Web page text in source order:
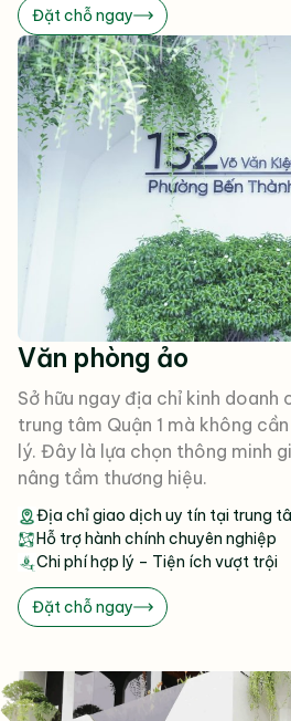
Đặt chỗ ngay
Văn phòng ảo
Sở hữu ngay địa chỉ kinh doanh
trung tâm Quận 1 mà không
lý. Đây là lựa chọn thông minh
nâng tầm thương hiệu.
Địa chỉ giao dịch uy tín tại trung
Hỗ trợ hành chính chuyên nghiệp
Chi phí hợp lý – Tiện ích vượt trội
Đặt chỗ ngay